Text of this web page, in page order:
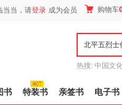
当当，请登录 成为会员 购物车
热搜: 中国文
书 特装书 亲签书 电子书